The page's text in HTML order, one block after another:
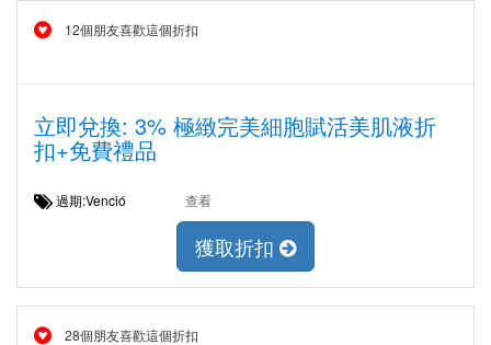
12個朋友喜歡這個折扣
立即兌換: 3% 極緻完美細胞賦活美肌液折
扣+免費禮品
過期:Venció 查看
獲取折扣
28個朋友喜歡這個折扣